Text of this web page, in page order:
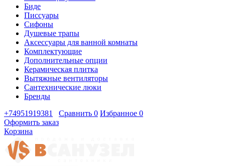
Биде
Писсуары
Сифоны
Душевые трапы
Аксессуары для ванной комнаты
Комплектующие
Дополнительные опции
Керамическая плитка
Вытяжные вентиляторы
Сантехнические люки
Бренды
+74951919381
Сравнить 0 Избранное 0
Оформить заказ
Корзина